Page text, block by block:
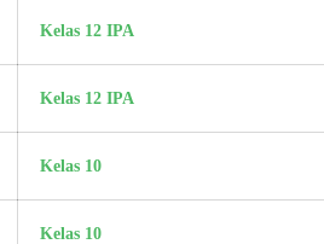
Kelas 12 IPA
Kelas 12 IPA
Kelas 10
Kelas 10